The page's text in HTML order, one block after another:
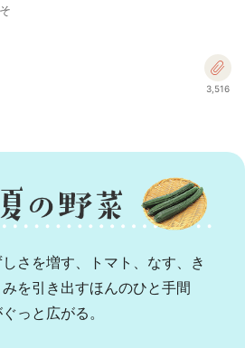
3,516
さを増す、トマト、なす、き
を引き出すほんのひと手間
っと広がる。